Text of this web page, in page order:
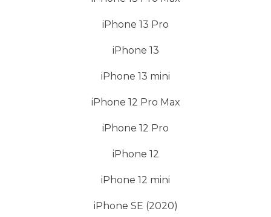
iPhone 13 Pro
iPhone 13
iPhone 13 mini
iPhone 12 Pro Max
iPhone 12 Pro
iPhone 12
iPhone 12 mini
iPhone SE (2020)